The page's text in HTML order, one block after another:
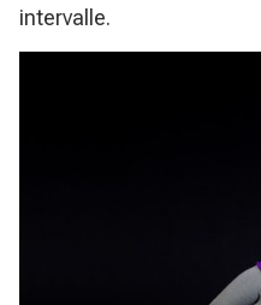
intervalle.